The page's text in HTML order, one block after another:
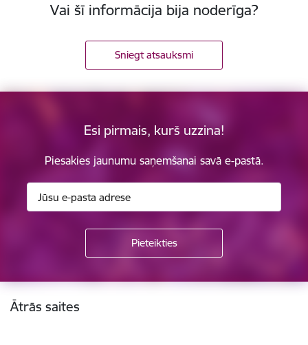
Vai šī informācija bija noderīga?
Sniegt atsauksmi
Esi pirmais, kurš uzzina!
Piesakies jaunumu saņemšanai savā e-pastā.
Kājene
Ātrās saites